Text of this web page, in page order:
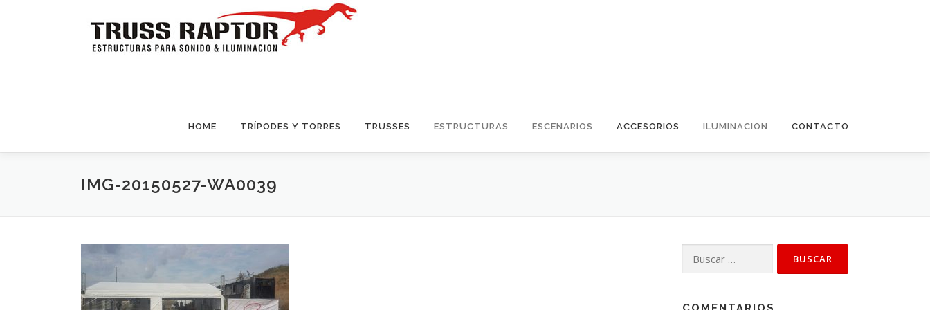
HOME TRÍPODES Y TORRES TRUSSES ESTRUCTURAS ESCENARIOS ACCESORIOS ILUMINACION CONTACTO
IMG-20150527-WA0039